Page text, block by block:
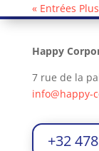
« Entrées
Happy
7 rue de la
info@happy-
+32